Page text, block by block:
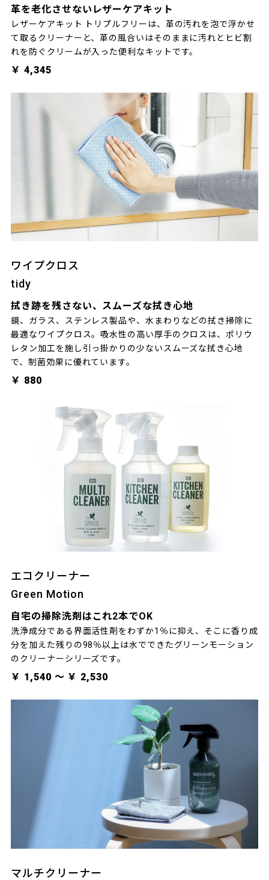
革を老化させないレザーケアキット
レザーケアキット トリプルフリーは、革の汚れを泡で浮かせ
て取るクリーナーと、革の風合いはそのままに汚れとヒビ割
れを防ぐクリームが入った便利なキットです。
￥ 4,345
ワイプクロス
tidy
拭き跡を残さない、スムーズな拭き心地
鏡、ガラス、ステンレス製品や、水まわりなどの拭き掃除に
最適なワイプクロス。吸水性の高い厚手のクロスは、ポリウ
レタン加工を施し引っ掛かりの少ないスムーズな拭き心地
で、制菌効果に優れています。
￥ 880
エコクリーナー
Green Motion
自宅の掃除洗剤はこれ2本でOK
洗浄成分である界面活性剤をわずか1％に抑え、そこに香り成
分を加えた残りの98％以上は水でできたグリーンモーション
のクリーナーシリーズです。
￥ 1,540 〜 ￥ 2,530
マルチクリーナー